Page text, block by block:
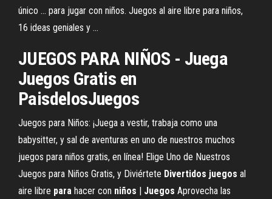
único ... para jugar con niños. Juegos al aire libre para niños,
16 ideas geniales y ...
JUEGOS PARA NIÑOS - Juega
Juegos Gratis en
PaisdelosJuegos
Juegos para Niños: ¡Juega a vestir, trabaja como una
babysitter, y sal de aventuras en uno de nuestros muchos
juegos para niños gratis, en línea! Elige Uno de Nuestros
Juegos para Niños Gratis, y Diviértete Divertidos juegos al
aire libre para hacer con niños | Juegos Aprovecha las